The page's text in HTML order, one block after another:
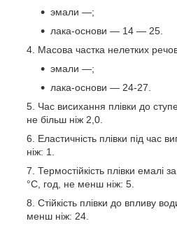
эмали —;
лака-основи — 14 — 25.
Масова частка нелетких
эмали —;
лака-основи — 24-27.
Час висихання плівки до
не більш ніж 2,0.
Еластичність плівки під час
ніж: 1.
Термостійкість плівки емалі
°C, год, не менш ніж: 5.
Стійкість плівки до впливу
менш ніж: 24.